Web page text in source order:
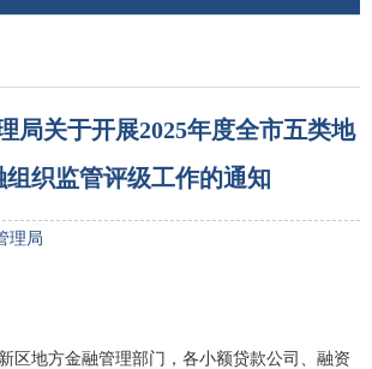
局关于开展2025年度全市五类地
组织监管评级工作的通知
理局
区地方金融管理部门，各小额贷款公司、融资